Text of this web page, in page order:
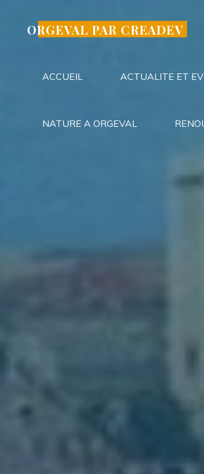
ORGEVAL PAR CREADEV
ACCUEIL ACTUALITE ET
NATURE A ORGEVAL